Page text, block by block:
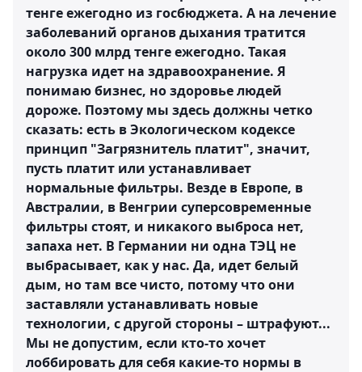
тенге ежегодно из госбюджета. А на лечение
заболеваний органов дыхания тратится
около 300 млрд тенге ежегодно. Такая
нагрузка идет на здравоохранение. Я
понимаю бизнес, но здоровье людей
дороже. Поэтому мы здесь должны четко
сказать: есть в Экологическом кодексе
принцип "Загрязнитель платит", значит,
пусть платит или устанавливает
нормальные фильтры. Везде в Европе, в
Австралии, в Венгрии суперсовременные
фильтры стоят, и никакого выброса нет,
запаха нет. В Германии ни одна ТЭЦ не
выбрасывает, как у нас. Да, идет белый
дым, но там все чисто, потому что они
заставляли устанавливать новые
технологии, с другой стороны – штрафуют...
Мы не допустим, если кто-то хочет
лоббировать для себя какие-то нормы в